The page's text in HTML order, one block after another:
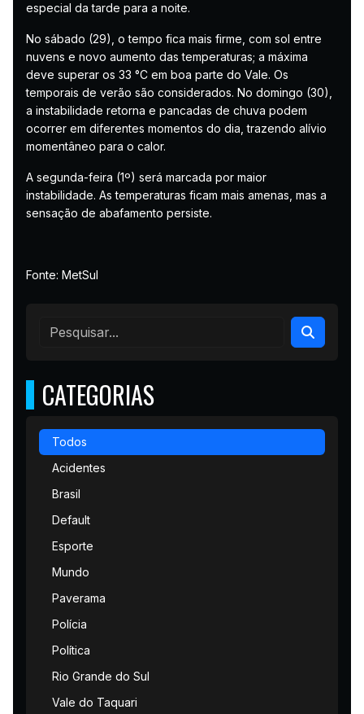
especial da tarde para a noite.
No sábado (29), o tempo fica mais firme, com sol entre
nuvens e novo aumento das temperaturas; a máxima
deve superar os 33 °C em boa parte do Vale. Os
temporais de verão são considerados. No domingo (30),
a instabilidade retorna e pancadas de chuva podem
ocorrer em diferentes momentos do dia, trazendo alívio
momentâneo para o calor.
A segunda-feira (1º) será marcada por maior
instabilidade. As temperaturas ficam mais amenas, mas a
sensação de abafamento persiste.
Fonte: MetSul
CATEGORIAS
Todos
Acidentes
Brasil
Default
Esporte
Mundo
Paverama
Polícia
Política
Rio Grande do Sul
Vale do Taquari